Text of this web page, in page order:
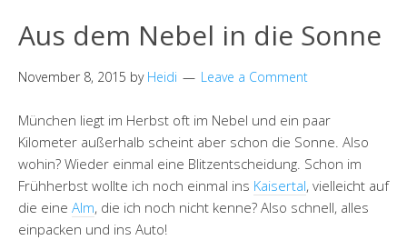
Aus dem Nebel in die Sonne
November 8, 2015 by Heidi Leave a Comment
München liegt im Herbst oft im Nebel und ein paar
Kilometer außerhalb scheint aber schon die Sonne. Also
wohin? Wieder einmal eine Blitzentscheidung. Schon im
Frühherbst wollte ich noch einmal ins Kaisertal, vielleicht auf
die eine Alm, die ich noch nicht kenne? Also schnell, alles
einpacken und ins Auto!